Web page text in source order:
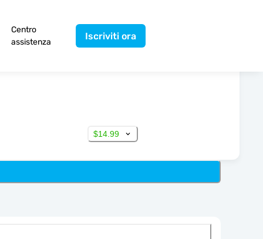
Centro
assistenza
Iscriviti ora
$14.99